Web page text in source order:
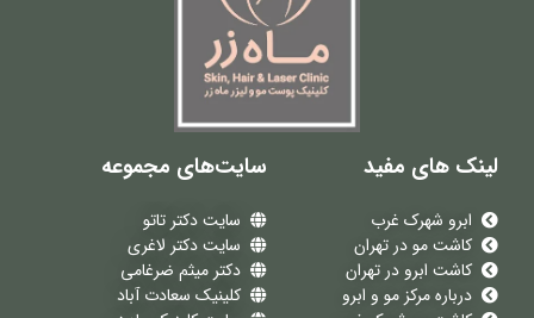
لینک های مفید
ابرو شهرک غرب
کاشت مو در تهران
کاشت ابرو در تهران
درباره مرکز مو و ابرو
سایت‌های مجموعه
سایت دکتر تاتو
سایت دکتر لاغری
دکتر میثم ضرغامی
کلینیک سعادت آباد